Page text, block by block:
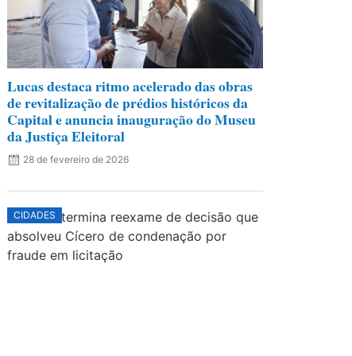
Lucas destaca ritmo acelerado das obras
de revitalização de prédios históricos da
Capital e anuncia inauguração do Museu
da Justiça Eleitoral
28 de fevereiro de 2026
CIDADES